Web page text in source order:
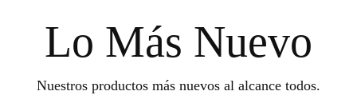
Lo Más Nuevo
Nuestros productos más nuevos al alcance todos.